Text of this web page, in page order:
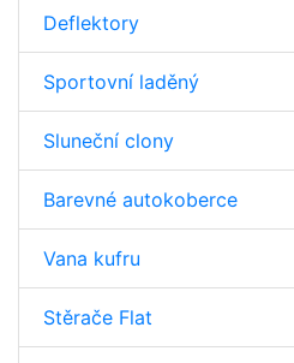
Deflektory
Sportovní laděný
Sluneční clony
Barevné autokoberce
Vana kufru
Stěrače Flat